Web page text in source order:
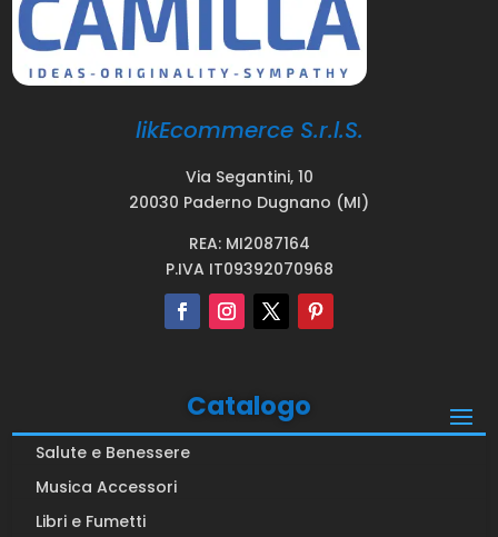
likEcommerce S.r.l.S.
Via Segantini, 10
20030 Paderno Dugnano (MI)
REA: MI2087164
P.IVA IT09392070968
Catalogo
Salute e Benessere
Musica Accessori
Libri e Fumetti